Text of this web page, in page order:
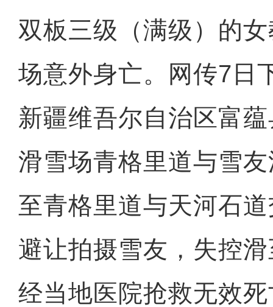
双板三级（满级）的
场意外身亡。网传7日
新疆维吾尔自治区富
滑雪场青格里道与雪
至青格里道与天河石
避让拍摄雪友，失控
经当地医院抢救无效